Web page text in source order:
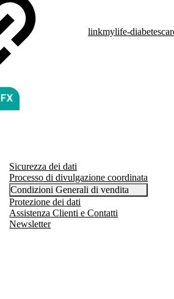
linkmylife-
Sicurezza dei dati
Processo di divulgazione coordinata
Condizioni Generali di vendita
Protezione dei dati
Assistenza Clienti e Contatti
Newsletter